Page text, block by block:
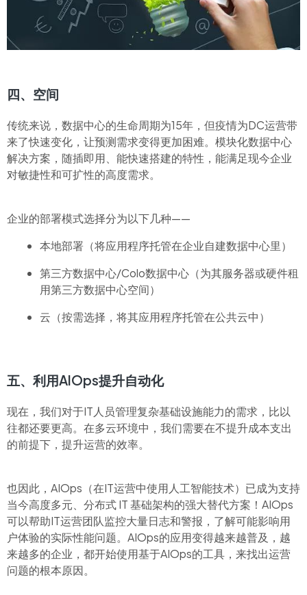
四、空间
传统来说，数据中心的生命周期为15年，但疫情为DC运营带
来了快速变化，让预测需求变得更加困难。模块化数据中心
解决方案，随插即用、能快速搭建的特性，能满足现今企业
对敏捷性和可扩性的高度需求。
企业的部署模式选择分为以下几种——
本地部署（将应用程序托管在企业自建数据中心里）
第三方数据中心/Colo数据中心（为其服务器或硬件租
用第三方数据中心空间）
云（按需选择，将其应用程序托管在公共云中）
五、利用AIOps提升自动化
现在，我们对于IT人员管理复杂基础设施能力的需求，比以
往都还要更高。在多云环境中，我们需要在不提升成本支出
的前提下，提升运营的效率。
也因此，AIOps（在IT运营中使用人工智能技术）已成为支持
当今高度多元、分布式 IT 基础架构的强大替代方案！AIOps
可以帮助IT运营团队监控大量日志和警报，了解可能影响用
户体验的实际性能问题。AIOps的应用变得越来越普及，越
来越多的企业，都开始使用基于AIOps的工具，来找出运营
问题的根本原因。